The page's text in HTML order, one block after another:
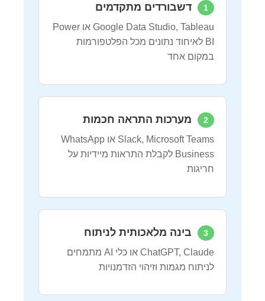
1 דשבורדים מתקדמים
Google Data Studio, Tableau או Power
BI לאיחוד נתונים מכל הפלטפורמות
במקום אחד
2 מערכות התראה חכמות
Slack, Microsoft Teams או WhatsApp
Business לקבלת התראות מיידיות על
חריגות
3 בינה מלאכותית לניתוח
ChatGPT, Claude או כלי AI מתמחים
לניתוח מגמות וזיהוי הזדמנויות